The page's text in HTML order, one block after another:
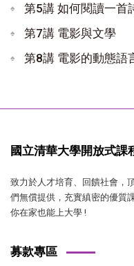
第5講 如何閱讀一首
第7講 電影與文學
第8講 電影的動態語
國立清華大學開放式課
致力於人才培育、回饋社會，
們無償提供，充實縝密的優質
你在家也能上大學 !
募款專區